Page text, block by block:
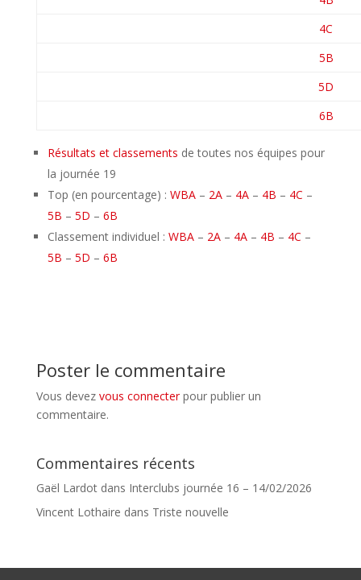
4C
5B
5D
6B
Résultats et classements de toutes nos équipes pour
la journée 19
Top (en pourcentage) : WBA– 2A– 4A– 4B – 4C –
5B – 5D – 6B
Classement individuel : WBA– 2A– 4A– 4B – 4C –
5B – 5D – 6B
Poster le commentaire
Vous devez vous connecterpour publier un
commentaire.
Commentaires récents
Gaël Lardotdans Interclubs journée 16 – 14/02/2026
Vincent Lothaire dans Triste nouvelle